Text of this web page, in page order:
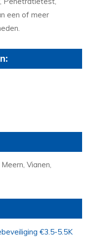
een of meer
Vianen,
€3.5-5.5K